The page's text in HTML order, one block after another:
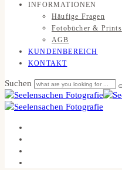
INFORMATIONEN
Häufige Fragen
Fotobücher & Prints
AGB
KUNDENBEREICH
KONTAKT
Suchen